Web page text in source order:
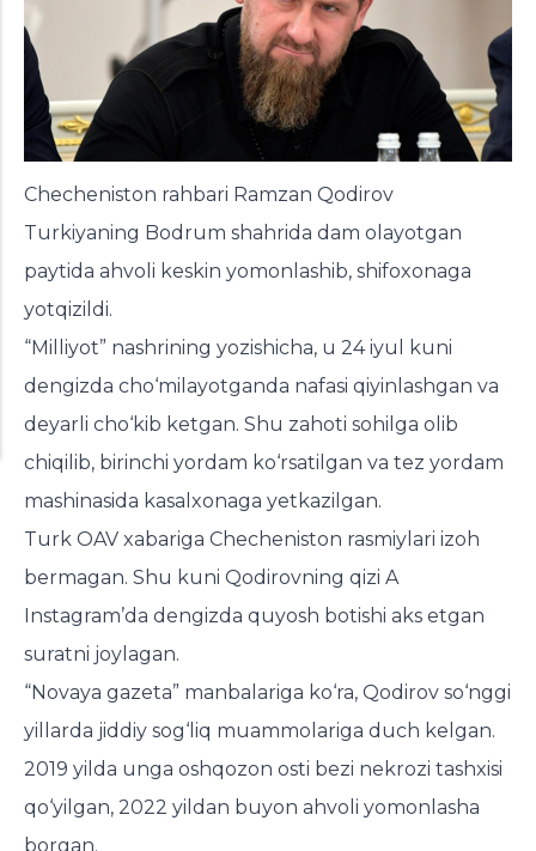
Checheniston rahbari Ramzan Qodirov
Turkiyaning Bodrum shahrida dam olayotgan
paytida ahvoli keskin yomonlashib, shifoxonaga
yotqizildi.
“Milliyot” nashrining yozishicha, u 24 iyul kuni
dengizda cho‘milayotganda nafasi qiyinlashgan va
deyarli cho‘kib ketgan. Shu zahoti sohilga olib
chiqilib, birinchi yordam ko‘rsatilgan va tez yordam
mashinasida kasalxonaga yetkazilgan.
Turk OAV xabariga Checheniston rasmiylari izoh
bermagan. Shu kuni Qodirovning qizi A
Instagram’da dengizda quyosh botishi aks etgan
suratni joylagan.
“Novaya gazeta” manbalariga ko‘ra, Qodirov so‘nggi
yillarda jiddiy sog‘liq muammolariga duch kelgan.
2019 yilda unga oshqozon osti bezi nekrozi tashxisi
qo‘yilgan, 2022 yildan buyon ahvoli yomonlasha
borgan.